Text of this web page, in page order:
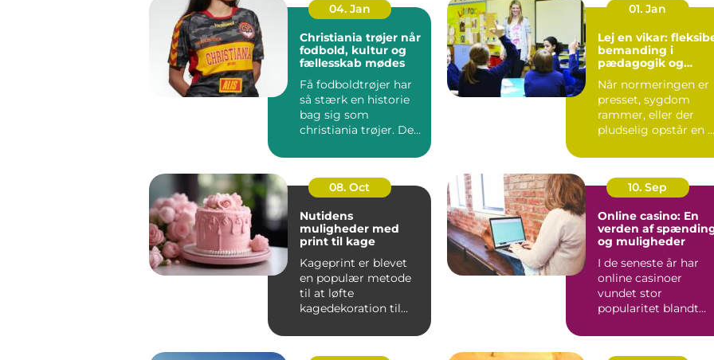
04. Jan
Christiania trøjer når
fodbold, kultur og
fællesskab mødes
Få fodboldtrøjer har
så stærk en historie
bag sig som
christiania trøjer. De
far...
01. Jan
Lej en vikar:
bemanding i
pædagogik og
Når normeringen er
presset, sygdom
rammer, eller der
pludselig opstår en ny
for ...
08. Oct
Nutidens
muligheder med
print til kage
Kageprint er blevet
en populær metode
til at løfte
kagedekoration til
10. Sep
Online casino: En
verden af
og muligheder
I de seneste år har
online casinoer
vundet stor
popularitet blandt
hele v...